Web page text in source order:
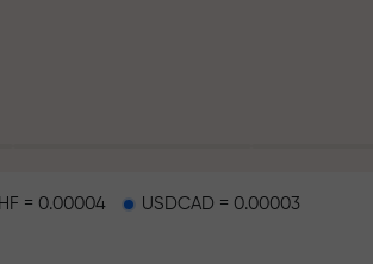
= 0.00004 USDCAD = 0.00003